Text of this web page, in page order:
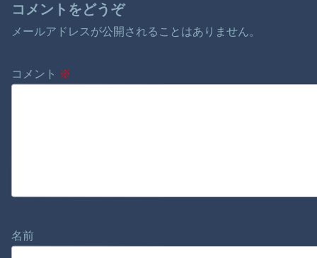
コメントをどうぞ
メールアドレスが公開されることはありません。
コメント ※
名前